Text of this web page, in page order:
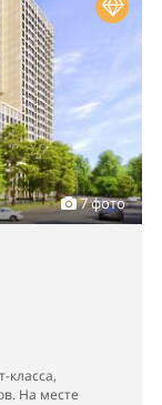
7 фото
класса,
На месте